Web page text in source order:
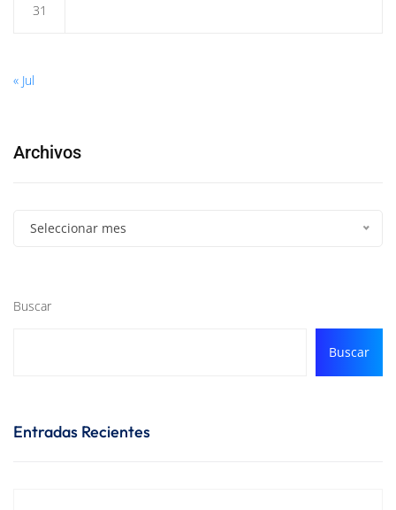
31
« Jul
Archivos
Seleccionar mes
Buscar
Buscar
Entradas Recientes